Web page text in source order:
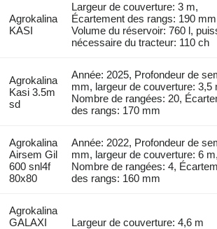
Agrokalina
KASI
Largeur de couverture: 3 m,
Écartement des rangs: 190
Volume du réservoir: 760 l,
nécessaire du tracteur: 110 ch
Agrokalina
Kasi 3.5m
sd
Année: 2025, Profondeur de
mm, largeur de couverture: 3,5
Nombre de rangées: 20,
des rangs: 170 mm
Agrokalina
Airsem Gil
600 snl4f
80x80
Année: 2022, Profondeur de
mm, largeur de couverture: 6 m,
Nombre de rangées: 4,
des rangs: 160 mm
Agrokalina
GALAXI
Largeur de couverture: 4,6 m